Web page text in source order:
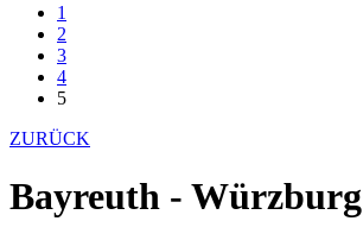
1
2
3
4
5
ZURÜCK
Bayreuth - Würzburg